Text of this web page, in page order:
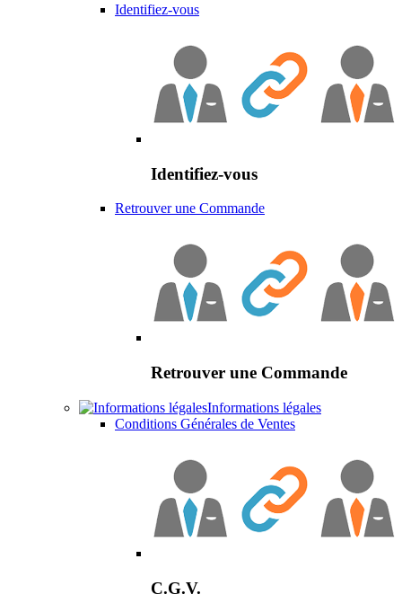
Identifiez-vous
Identifiez-vous
Retrouver une Commande
Retrouver une Commande
Informations légales
Conditions Générales de Ventes
C.G.V.